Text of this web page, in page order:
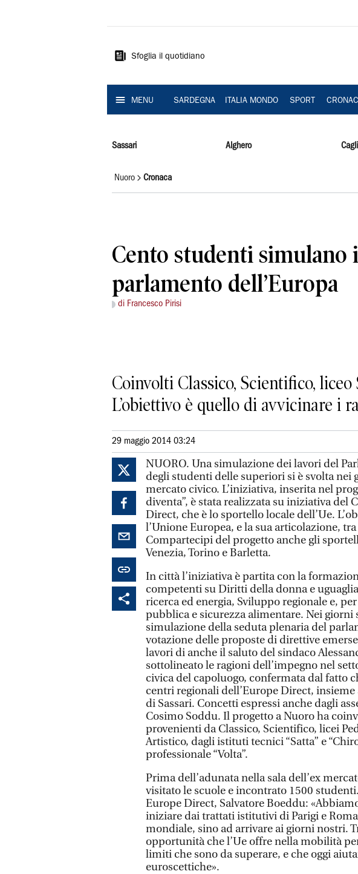
Sardegna
Sfoglia il quotidiano
MENU SARDEGNA ITALIA MONDO SPORT
Sassari Alghero
Nuoro Cronaca
Cento studenti simulano
parlamento dell’Europa
di Francesco Pirisi
Coinvolti Classico, Scientifico,
L’obiettivo è quello di avvicinare i
29 maggio 2014 03:24
NUORO. Una simulazione dei lavori del
degli studenti delle superiori si è svolta nei
mercato civico. L’iniziativa, inserita nel
diventa”, è stata realizzata su iniziativa del
Direct, che è lo sportello locale dell’Ue.
l’Unione Europea, e la sua articolazione,
Compartecipi del progetto anche gli
Venezia, Torino e Barletta.
In città l’iniziativa è partita con la
competenti su Diritti della donna e
ricerca ed energia, Sviluppo regionale e,
pubblica e sicurezza alimentare. Nei giorni
simulazione della seduta plenaria del
votazione delle proposte di direttive
lavori di anche il saluto del sindaco
sottolineato le ragioni dell’impegno nel
civica del capoluogo, confermata dal fatto
centri regionali dell’Europe Direct, insieme
di Sassari. Concetti espressi anche dagli
Cosimo Soddu. Il progetto a Nuoro ha
provenienti da Classico, Scientifico, licei
Artistico, dagli istituti tecnici “Satta” e
professionale “Volta”.
Prima dell’adunata nella sala dell’ex
visitato le scuole e incontrato 1500
Europe Direct, Salvatore Boeddu:
iniziare dai trattati istitutivi di Parigi e
mondiale, sino ad arrivare ai giorni nostri.
opportunità che l’Ue offre nella mobilità
limiti che sono da superare, e che oggi
euroscettiche».